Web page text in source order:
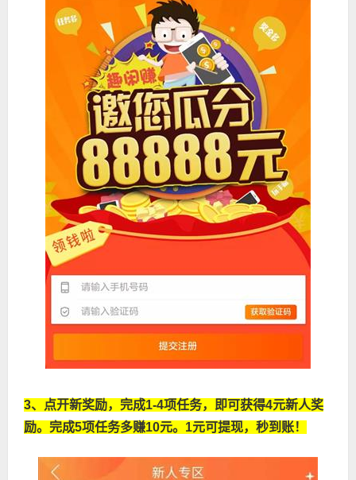
3、点开新奖励，完成1-4项任务，即可获得4元新人奖
励。完成5项任务多赚10元。 1元可提现，秒到账！